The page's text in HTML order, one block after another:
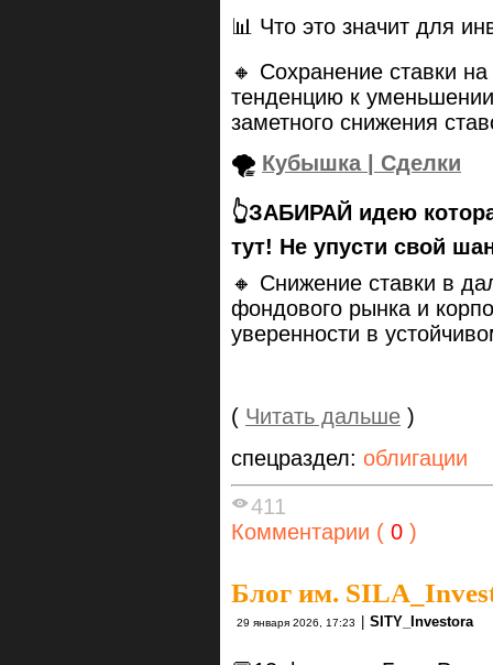
📊 Что это значит для
🔸 Сохранение ставки
тенденцию к
заметного снижения
🌪 Кубышка | Сделки
👆ЗАБИРАЙ идею
тут! Не упусти свой
🔸 Снижение ставки в
фондового рынка и
уверенности в
( Читать дальше )
спецраздел: облигации
411
Комментарии ( 0 )
Блог им.
29 января 2026, 17:23 SITY_Investora